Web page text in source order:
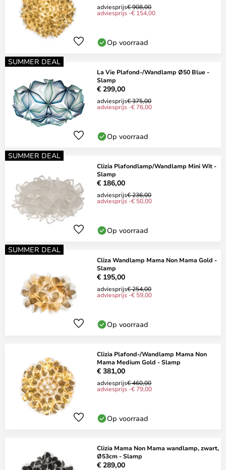
adviesprijs€ 908,00
adviesprijs -€ 154,00
Op voorraad
SUMMER DEAL
La Vie Plafond-/Wandlamp Ø50 Blue -
Slamp
€ 299,00
adviesprijs€ 375,00
adviesprijs -€ 76,00
Op voorraad
SUMMER DEAL
Clizia Plafondlamp/Wandlamp Mini Wit -
Slamp
€ 186,00
adviesprijs€ 236,00
adviesprijs -€ 50,00
Op voorraad
SUMMER DEAL
Cliza Wandlamp Mama Non Mama Gold -
Slamp
€ 195,00
adviesprijs€ 254,00
adviesprijs -€ 59,00
Op voorraad
Clizia Plafond-/Wandlamp Mama Non
Mama Medium Gold - Slamp
€ 381,00
adviesprijs€ 460,00
adviesprijs -€ 79,00
Op voorraad
Clizia Mama Non Mama wandlamp, zwart,
Ø53cm - Slamp
€ 289,00